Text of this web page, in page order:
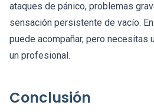
ataques de pánico, problemas
sensación persistente de vacío.
puede acompañar, pero necesitas
un profesional.
Conclusión